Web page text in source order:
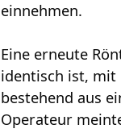
einnehmen.
Eine erneute
identisch ist, mit
bestehend aus
Operateur